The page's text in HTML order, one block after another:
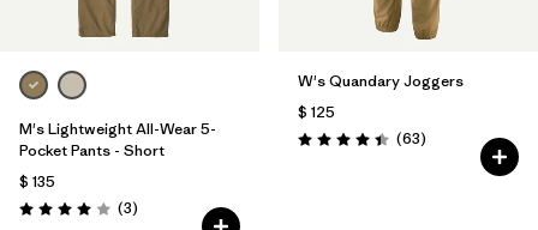
M's Lightweight All-Wear 5-
Pocket Pants - Short
$ 135
Valoración: 4.0 / 5
(3Comentarios
)
W's Quandary Joggers
$ 125
Valoración: 4.4 / 5
(63Comentarios
)